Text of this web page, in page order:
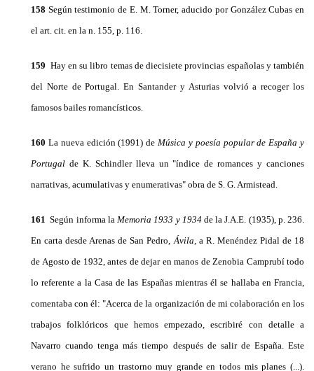
158 Según testimonio de E. M. Torner, aducido por González Cubas en
el art. cit. en la n. 155, p. 116.
159 Hay en su libro temas de diecisiete provincias españolas y también
del Norte de Portugal. En San­tander y Asturias volvió a recoger los
famosos bailes romancísticos.
160 La nueva edición (1991) de Música y poesía po­pular de España y
Portugal de K. Schindler lleva un "índice de romances y canciones
narrativas, acumu­lativas y enumerativas" obra de S. G. Armistead.
161 Según informa la Memoria 1933 y 1934 de la J.A.E. (1935), p. 236.
En carta desde Arenas de San Pedro, Ávila, a R. Menéndez Pidal de 18
de Agosto de 1932, antes de dejar en manos de Zenobia Camprubí todo
lo referente a la Casa de las Españas mientras él se hallaba en Francia,
comentaba con él: "Acerca de la organización de mi colaboración en los
trabajos folk­lóricos que hemos empezado, escribiré con detalle a
Navarro cuando tenga más tiempo después de salir de España. Este
verano he sufrido un trastorno muy grande en todos mis planes (...).